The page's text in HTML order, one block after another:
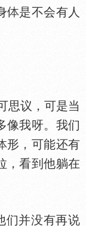
是不会有人
议，可是当
像我呀。我们
形，可能还有
，看到他躺在
并没有再说